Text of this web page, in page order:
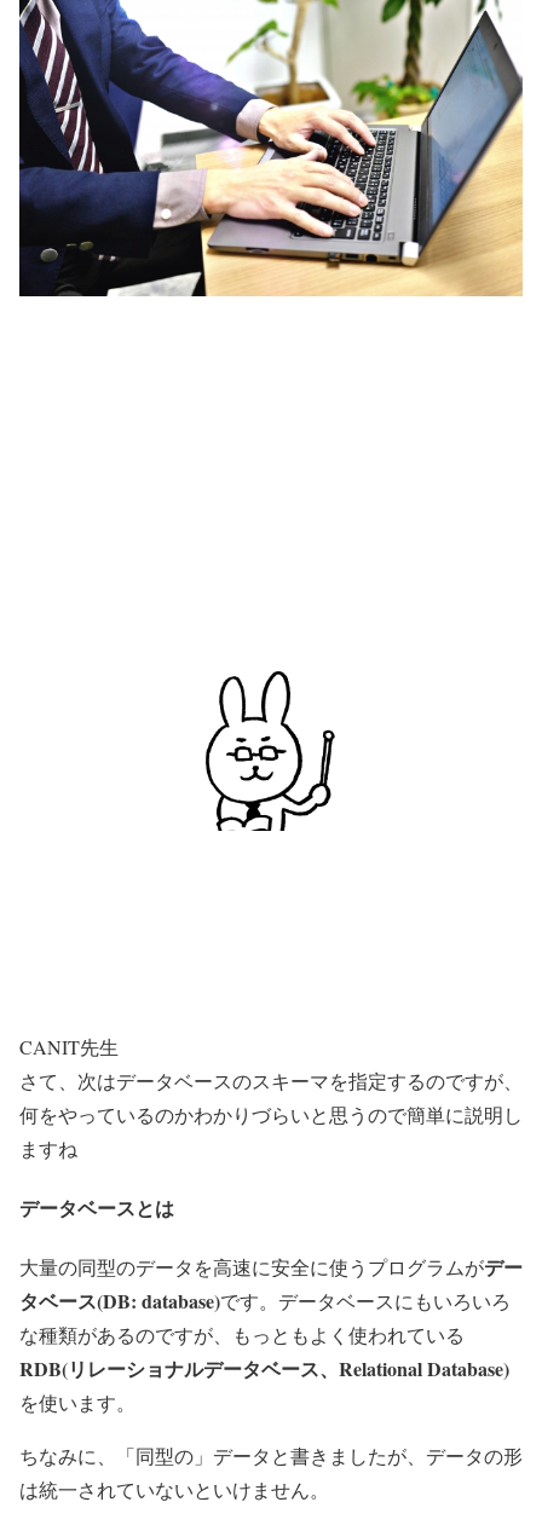
CANIT先生
さて、次はデータベースのスキーマを指定するのですが、
何をやっているのかわかりづらいと思うので簡単に説明し
ますね
データベースとは
大量の同型のデータを高速に安全に使うプログラムがデー
タベース(DB: database)です。データベースにもいろいろ
な種類があるのですが、もっともよく使われている
RDB(リレーショナルデータベース、Relational Database)
を使います。
ちなみに、「同型の」データと書きましたが、データの形
は統一されていないといけません。